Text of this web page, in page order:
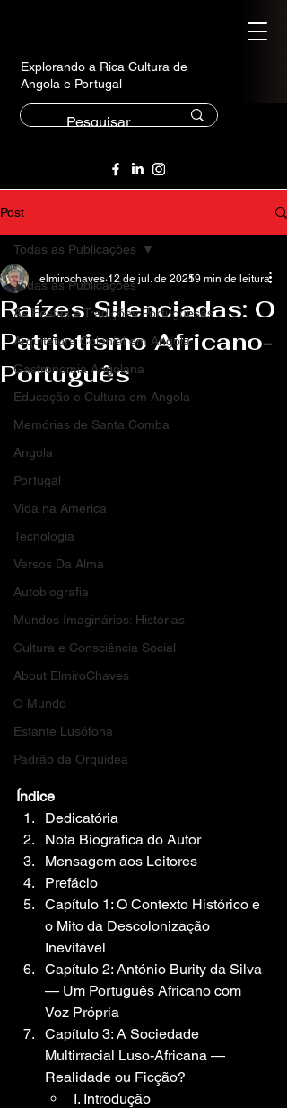
Explorando a Rica Cultura de
Angola e Portugal
Post
Todas as Publicações
As Festas e Tradições Portuguesas
Arquitetura Colonial em Angola
Gastronomia Angolana
Educação e Cultura em Angola
Memórias de Santa Comba
Angola
Portugal
Vida na America
Tecnologia
Versos Da Alma
Autobiografia
Mundos Imaginários: Histórias
Cultura e Consciência Social
About ElmiroChaves
O Mundo
Estante Lusófona
Padrão da Orquídea
Todas as Publicações
Raízes Silenciadas: O
Patriotismo Africano-
Português
elmirochaves 12 de jul. de 202519 min de leitura
Índice
Dedicatória
Nota Biográfica do Autor
Mensagem aos Leitores
Prefácio
Capítulo 1: O Contexto Histórico e
o Mito da Descolonização
Inevitável
Capítulo 2: António Burity da Silva
— Um Português Africano com
Voz Própria
Capítulo 3: A Sociedade
Multirracial Luso-Africana —
Realidade ou Ficção?
I. Introdução